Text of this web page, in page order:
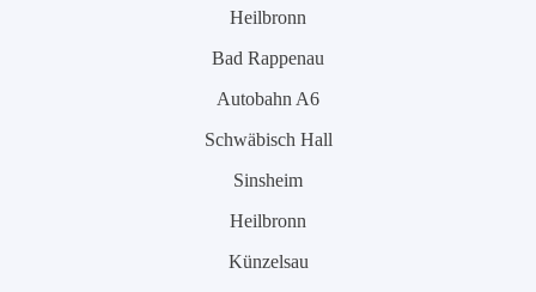
Heilbronn
Bad Rappenau
Autobahn A6
Schwäbisch Hall
Sinsheim
Heilbronn
Künzelsau